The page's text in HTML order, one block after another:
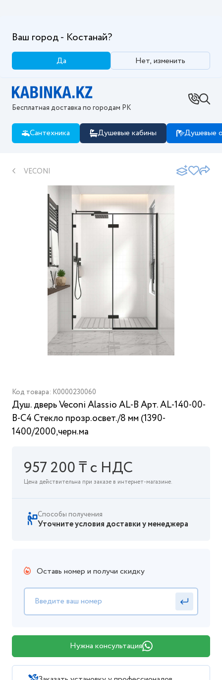
Ваш город - Костанай?
Да Нет, изменить
Бесплатная доставка по городам РК
Сантехника Душевые кабины Душевые
VECONI
Код товара: K0000230060
Душ. дверь Veconi Alassio AL-B Aрт. AL-140-00-
B-C4 Стекло прозр.освет./8 мм (1390-
1400/2000,черн.ма
957 200 ₸ с НДС
Цена действительна при заказе в интернет-магазине.
Способы получения
Уточните условия доставки у менеджера
Оставь номер и получи скидку
Нужна консультация